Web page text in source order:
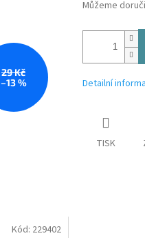
29 Kč
–13 %
Můžeme
Detailní
TISK
Kód: 229402